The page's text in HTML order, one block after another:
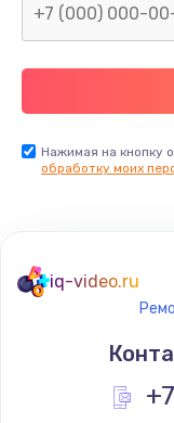
Нажимая на кнопку
обработку моих
iq-video.ru